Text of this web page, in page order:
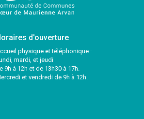
d'ouverture
physique et téléphonique :
mardi, et jeudi
9h à 12h et de 13h30 à 17h.
et vendredi de 9h à 12h.